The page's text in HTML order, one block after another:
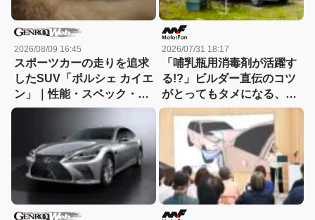
2026/08/09 16:45
スポーツカーの走りを追求
したSUV「ポルシェ カイエ
ン」｜性能・スペック・価
格・サイズを徹底解説
2026/07/31 18:17
「哺乳瓶用消毒剤が活躍す
る!?」ビルダー直伝のコツ
がとってもタメになる、キ
ャンピングカーのお手入れ